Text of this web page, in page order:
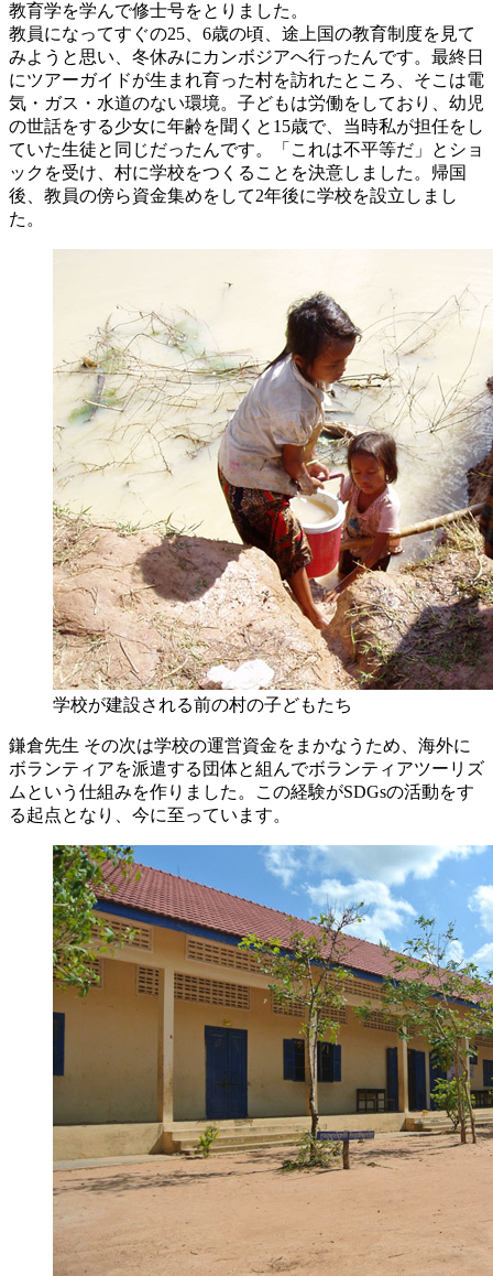
教育学を学んで修士号をとりました。
教員になってすぐの25、6歳の頃、途上国の教育制度を見て
みようと思い、冬休みにカンボジアへ行ったんです。最終日
にツアーガイドが生まれ育った村を訪れたところ、そこは電
気・ガス・水道のない環境。子どもは労働をしており、幼児
の世話をする少女に年齢を聞くと15歳で、当時私が担任をし
ていた生徒と同じだったんです。「これは不平等だ」とショ
ックを受け、村に学校をつくることを決意しました。帰国
後、教員の傍ら資金集めをして2年後に学校を設立しまし
た。
学校が建設される前の村の子どもたち
鎌倉先生 その次は学校の運営資金をまかなうため、海外に
ボランティアを派遣する団体と組んでボランティアツーリズ
ムという仕組みを作りました。この経験がSDGsの活動をす
る起点となり、今に至っています。